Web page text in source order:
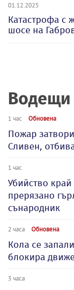
01.12.2025
Катастрофа с
шосе на
Водещи
1 час Обновена
Пожар
Сливен,
1 час
Убийство
прерязано
сънародник
2 часа Обновена
Кола се
блокира
3 часа